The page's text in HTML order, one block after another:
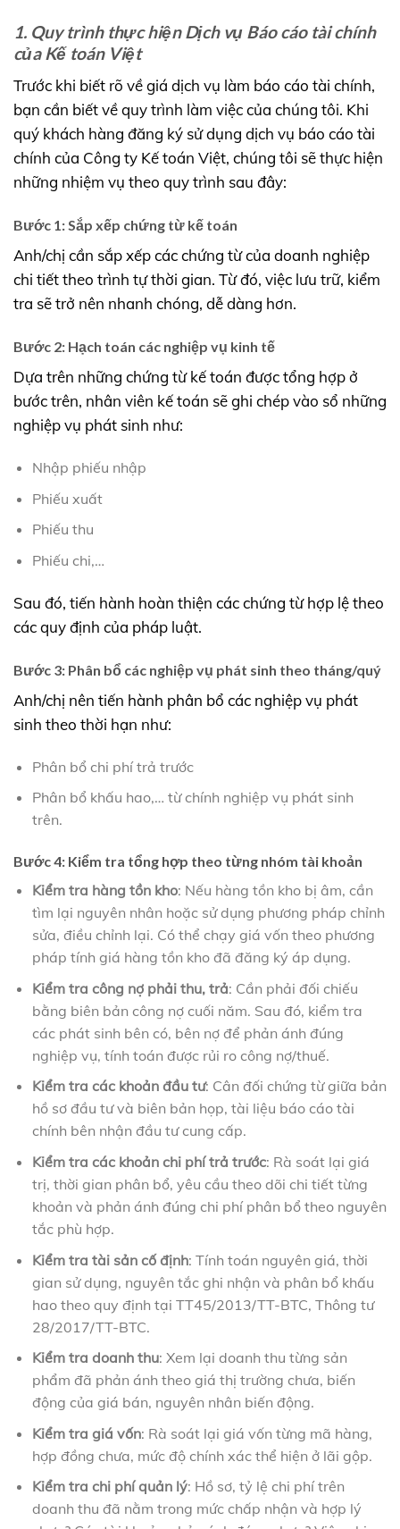
1. Quy trình thực hiện Dịch vụ Báo cáo tài chính
của Kế toán Việt
Trước khi biết rõ về giá dịch vụ làm báo cáo tài chính,
bạn cần biết về quy trình làm việc của chúng tôi. Khi
quý khách hàng đăng ký sử dụng dịch vụ báo cáo tài
chính của Công ty Kế toán Việt, chúng tôi sẽ thực hiện
những nhiệm vụ theo quy trình sau đây:
Bước 1: Sắp xếp chứng từ kế toán
Anh/chị cần sắp xếp các chứng từ của doanh nghiệp
chi tiết theo trình tự thời gian. Từ đó, việc lưu trữ, kiểm
tra sẽ trở nên nhanh chóng, dễ dàng hơn.
Bước 2: Hạch toán các nghiệp vụ kinh tế
Dựa trên những chứng từ kế toán được tổng hợp ở
bước trên, nhân viên kế toán sẽ ghi chép vào sổ những
nghiệp vụ phát sinh như:
Nhập phiếu nhập
Phiếu xuất
Phiếu thu
Phiếu chi,…
Sau đó, tiến hành hoàn thiện các chứng từ hợp lệ theo
các quy định của pháp luật.
Bước 3: Phân bổ các nghiệp vụ phát sinh theo tháng/quý
Anh/chị nên tiến hành phân bổ các nghiệp vụ phát
sinh theo thời hạn như:
Phân bổ chi phí trả trước
Phân bổ khấu hao,… từ chính nghiệp vụ phát sinh
trên.
Bước 4: Kiểm tra tổng hợp theo từng nhóm tài khoản
Kiểm tra hàng tồn kho: Nếu hàng tồn kho bị âm, cần
tìm lại nguyên nhân hoặc sử dụng phương pháp chỉnh
sửa, điều chỉnh lại. Có thể chạy giá vốn theo phương
pháp tính giá hàng tồn kho đã đăng ký áp dụng.
Kiểm tra công nợ phải thu, trả: Cần phải đối chiếu
bằng biên bản công nợ cuối năm. Sau đó, kiểm tra
các phát sinh bên có, bên nợ để phản ánh đúng
nghiệp vụ, tính toán được rủi ro công nợ/thuế.
Kiểm tra các khoản đầu tư: Cân đối chứng từ giữa bản
hồ sơ đầu tư và biên bản họp, tài liệu báo cáo tài
chính bên nhận đầu tư cung cấp.
Kiểm tra các khoản chi phí trả trước: Rà soát lại giá
trị, thời gian phân bổ, yêu cầu theo dõi chi tiết từng
khoản và phản ánh đúng chi phí phân bổ theo nguyên
tắc phù hợp.
Kiểm tra tài sản cố định: Tính toán nguyên giá, thời
gian sử dụng, nguyên tắc ghi nhận và phân bổ khấu
hao theo quy định tại TT45/2013/TT-BTC, Thông tư
28/2017/TT-BTC.
Kiểm tra doanh thu: Xem lại doanh thu từng sản
phẩm đã phản ánh theo giá thị trường chưa, biến
động của giá bán, nguyên nhân biến động.
Kiểm tra giá vốn: Rà soát lại giá vốn từng mã hàng,
hợp đồng chưa, mức độ chính xác thể hiện ở lãi gộp.
Kiểm tra chi phí quản lý: Hồ sơ, tỷ lệ chi phí trên
doanh thu đã nằm trong mức chấp nhận và hợp lý